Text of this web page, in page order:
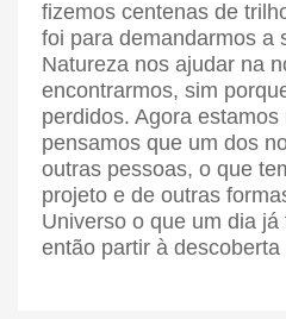
fizemos centenas de
foi para demandarmos a
Natureza nos ajudar na
encontrarmos, sim
perdidos. Agora
pensamos que um dos
outras pessoas, o que
projeto e de outras
Universo o que um dia
então partir à